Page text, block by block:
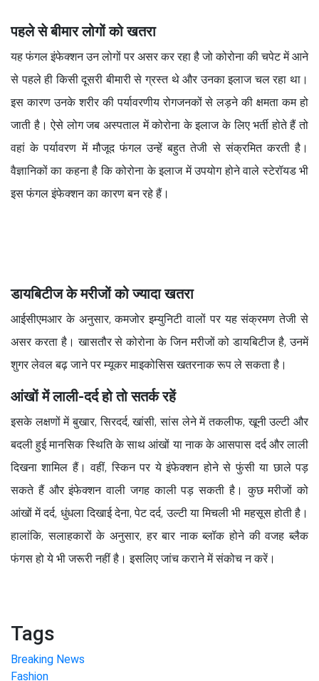
पहले से बीमार लोगों को खतरा
यह फंगल इंफेक्शन उन लोगों पर असर कर रहा है जो कोरोना की चपेट में आने
से पहले ही किसी दूसरी बीमारी से ग्रस्त थे और उनका इलाज चल रहा था।
इस कारण उनके शरीर की पर्यावरणीय रोगजनकों से लड़ने की क्षमता कम हो
जाती है। ऐसे लोग जब अस्पताल में कोरोना के इलाज के लिए भर्ती होते हैं तो
वहां के पर्यावरण में मौजूद फंगल उन्हें बहुत तेजी से संक्रमित करती है।
वैज्ञानिकों का कहना है कि कोरोना के इलाज में उपयोग होने वाले स्टेरॉयड भी
इस फंगल इंफेक्शन का कारण बन रहे हैं।
डायबिटीज के मरीजों को ज्यादा खतरा
आईसीएमआर के अनुसार, कमजोर इम्युनिटी वालों पर यह संक्रमण तेजी से
असर करता है। खासतौर से कोरोना के जिन मरीजों को डायबिटीज है, उनमें
शुगर लेवल बढ़ जाने पर म्यूकर माइकोसिस खतरनाक रूप ले सकता है।
आंखों में लाली-दर्द हो तो सतर्क रहें
इसके लक्षणों में बुखार, सिरदर्द, खांसी, सांस लेने में तकलीफ, खूनी उल्टी और
बदली हुई मानसिक स्थिति के साथ आंखों या नाक के आसपास दर्द और लाली
दिखना शामिल हैं। वहीं, स्किन पर ये इंफेक्शन होने से फुंसी या छाले पड़
सकते हैं और इंफेक्शन वाली जगह काली पड़ सकती है। कुछ मरीजों को
आंखों में दर्द, धुंधला दिखाई देना, पेट दर्द, उल्टी या मिचली भी महसूस होती है।
हालांकि, सलाहकारों के अनुसार, हर बार नाक ब्लॉक होने की वजह ब्लैक
फंगस हो ये भी जरूरी नहीं है। इसलिए जांच कराने में संकोच न करें।
Tags
Breaking News
Fashion